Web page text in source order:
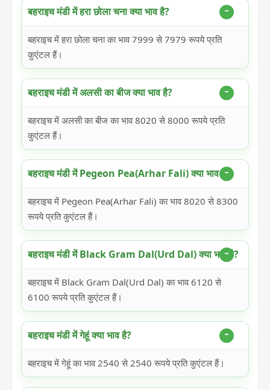
बहराइच मंडी में हरा छोला चना क्या भाव है?
बहराइच में हरा छोला चना का भाव 7999 से 7979 रूपये प्रति
कुएंटल हैं।
बहराइच मंडी में अलसी का बीज क्या भाव है?
बहराइच में अलसी का बीज का भाव 8020 से 8000 रूपये प्रति
कुएंटल हैं।
बहराइच मंडी में Pegeon Pea(Arhar Fali) क्या भाव है?
बहराइच में Pegeon Pea(Arhar Fali) का भाव 8020 से 8300
रूपये प्रति कुएंटल हैं।
बहराइच मंडी में Black Gram Dal(Urd Dal) क्या भाव है?
बहराइच में Black Gram Dal(Urd Dal) का भाव 6120 से
6100 रूपये प्रति कुएंटल हैं।
बहराइच मंडी में गेहूं क्या भाव है?
बहराइच में गेहूं का भाव 2540 से 2540 रूपये प्रति कुएंटल हैं।